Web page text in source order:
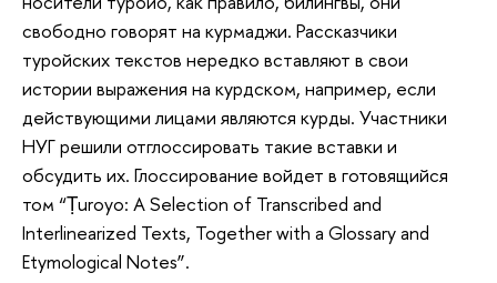
свободно говорят на курмаджи. Рассказчики
туройских текстов нередко вставляют в свои
истории выражения на курдском, например, если
действующими лицами являются курды. Участники
НУГ решили отглоссировать такие вставки и
обсудить их. Глоссирование войдет в готовящийся
том “Ṭuroyo: A Selection of Transcribed and
Interlinearized Texts, Together with a Glossary and
Etymological Notes”.